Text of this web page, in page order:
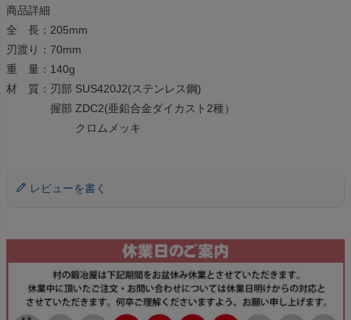
商品詳細
全 長：205mm
刃渡り：70mm
重 量：140g
材 質：刃部 SUS420J2(ステンレス鋼)
握部 ZDC2(亜鉛合金ダイカスト2種）
クロムメッキ
レビューを書く